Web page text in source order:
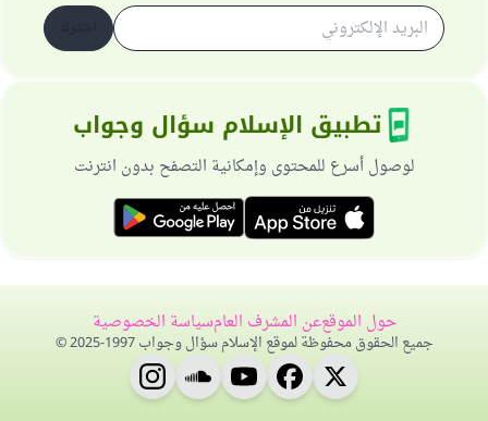
اشترك
تطبيق الإسلام سؤال وجواب
لوصول أسرع للمحتوى وإمكانية التصفح بدون انترنت
حول الموقععن المشرف العامسياسة الخصوصية
جميع الحقوق محفوظة لموقع الإسلام سؤال وجواب 1997-2025 ©